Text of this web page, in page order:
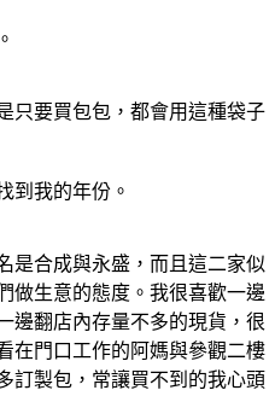
只要買包包，都會用這種袋子
到我的年份。
是合成與永盛，而且這二家似
做生意的態度。我很喜歡一邊
邊翻店內存量不多的現貨，很
在門口工作的阿媽與參觀二樓
訂製包，常讓買不到的我心頭